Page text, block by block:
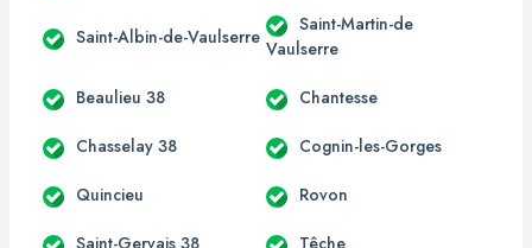
Saint-Albin-de-Vaulserre
Saint-Martin-de
Vaulserre
Beaulieu 38 Chantesse
Chasselay 38 Cognin-les-Gorges
Quincieu Rovon